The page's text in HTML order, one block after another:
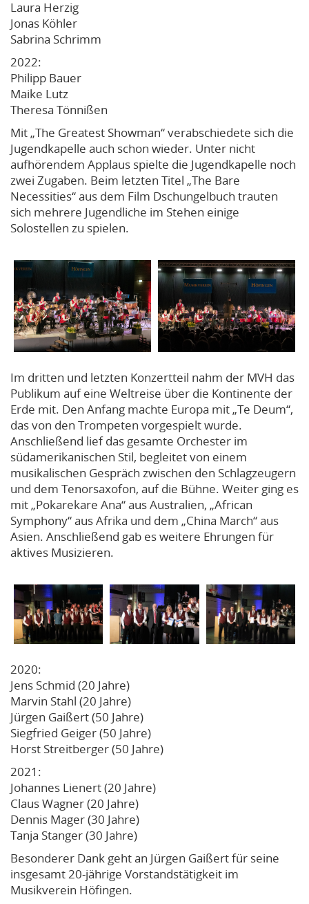
Laura Herzig
Jonas Köhler
Sabrina Schrimm
2022:
Philipp Bauer
Maike Lutz
Theresa Tönnißen
Mit „The Greatest Showman“ verabschiedete sich die
Jugendkapelle auch schon wieder. Unter nicht
aufhörendem Applaus spielte die Jugendkapelle noch
zwei Zugaben. Beim letzten Titel „The Bare
Necessities“ aus dem Film Dschungelbuch trauten
sich mehrere Jugendliche im Stehen einige
Solostellen zu spielen.
Im dritten und letzten Konzertteil nahm der MVH das
Publikum auf eine Weltreise über die Kontinente der
Erde mit. Den Anfang machte Europa mit „Te Deum“,
das von den Trompeten vorgespielt wurde.
Anschließend lief das gesamte Orchester im
südamerikanischen Stil, begleitet von einem
musikalischen Gespräch zwischen den Schlagzeugern
und dem Tenorsaxofon, auf die Bühne. Weiter ging es
mit „Pokarekare Ana“ aus Australien, „African
Symphony“ aus Afrika und dem „China March“ aus
Asien. Anschließend gab es weitere Ehrungen für
aktives Musizieren.
2020:
Jens Schmid (20 Jahre)
Marvin Stahl (20 Jahre)
Jürgen Gaißert (50 Jahre)
Siegfried Geiger (50 Jahre)
Horst Streitberger (50 Jahre)
2021:
Johannes Lienert (20 Jahre)
Claus Wagner (20 Jahre)
Dennis Mager (30 Jahre)
Tanja Stanger (30 Jahre)
Besonderer Dank geht an Jürgen Gaißert für seine
insgesamt 20-jährige Vorstandstätigkeit im
Musikverein Höfingen.